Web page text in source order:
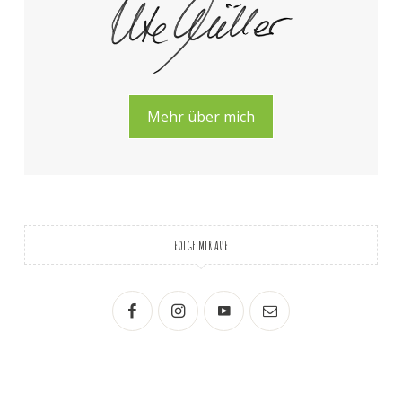
Mehr über mich
FOLGE MIR AUF